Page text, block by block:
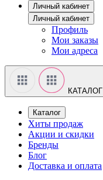
Личный кабинет
Личный кабинет
Профиль
Мои заказы
Мои адреса
КАТАЛОГ
Каталог
Хиты продаж
Акции и скидки
Бренды
Блог
Доставка и оплата